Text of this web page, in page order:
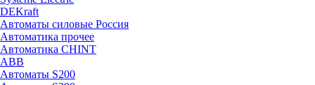
DEKraft
Автоматы силовые Россия
Автоматика прочее
Автоматика CHINT
ABB
Автоматы S200